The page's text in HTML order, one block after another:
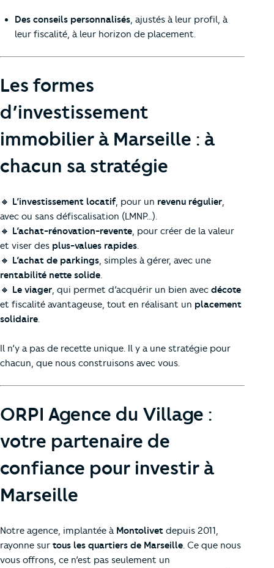
Des conseils personnalisés , ajustés à leur profil, à
leur fiscalité, à leur horizon de placement.
Les formes
d’investissement
immobilier à Marseille : à
chacun sa stratégie
🔸 L’investissement locatif, pour un revenu régulier
avec ou sans défiscalisation (LMNP…).
🔸 L’achat-rénovation-revente , pour créer de la valeur
et viser des plus-values rapides
🔸 L’achat de parkings , simples à gérer, avec une
rentabilité nette solide
🔸 Le viager , qui permet d’acquérir un bien avec décote
et fiscalité avantageuse, tout en réalisant un placement
solidaire
Il n’y a pas de recette unique. Il y a une stratégie pour
chacun, que nous construisons avec vous.
ORPI Agence du Village :
votre partenaire de
confiance pour investir à
Marseille
Notre agence, implantée à Montolivet depuis 2011,
rayonne sur tous les quartiers de Marseille . Ce que nous
vous offrons, ce n’est pas seulement un